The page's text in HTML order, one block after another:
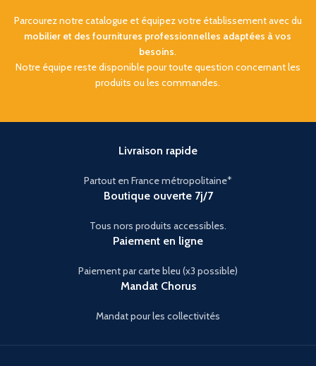
Parcourez notre catalogue et équipez votre établissement avec du
mobilier et des fournitures professionnelles adaptées à vos
besoins.
Notre équipe reste disponible pour toute question concernant les
produits ou les commandes.
Livraison rapide
Partout en France métropolitaine*
Boutique ouverte 7j/7
Tous nors produits accessibles.
Paiement en ligne
Paiement par carte bleu (x3 possible)
Mandat Chorus
Mandat pour les collectivités